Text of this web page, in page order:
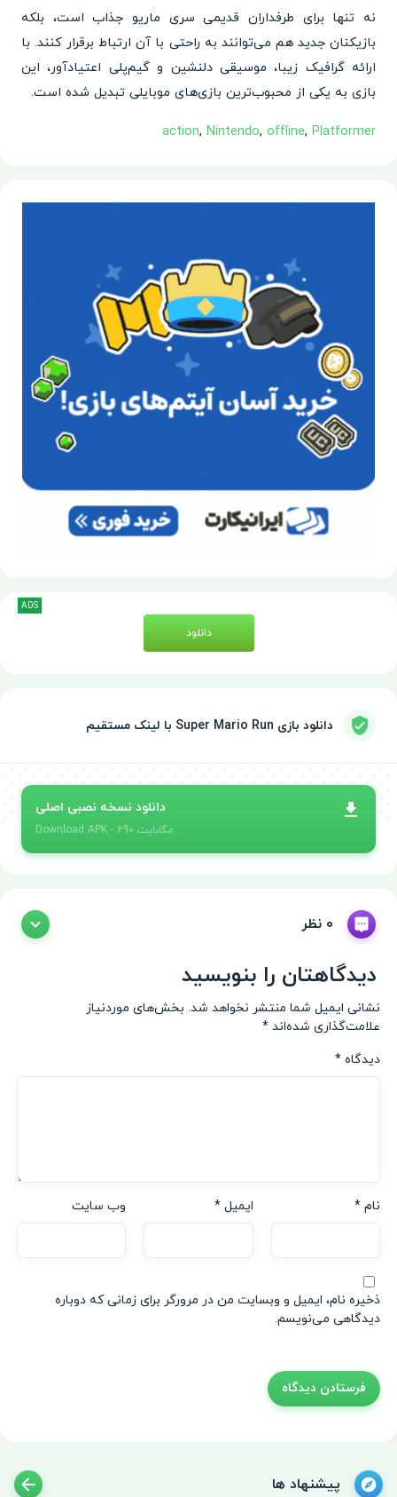
نه تنها برای طرفداران قدیمی سری ماریو جذاب است، بلکه
بازیکنان جدید هم می‌توانند به راحتی با آن ارتباط برقرار کنند. با
ارائه گرافیک زیبا، موسیقی دلنشین و گیم‌پلی اعتیادآور، این
بازی به یکی از محبوب‌ترین بازی‌های موبایلی تبدیل شده است.
action, Nintendo, offline, Platformer
دانلود
ADS
دانلود بازی Super Mario Run با لینک مستقیم
دانلود نسخه نصبی اصلی
Download APK - 290 مگابایت
0 نظر
دیدگاهتان را بنویسید
نشانی ایمیل شما منتشر نخواهد شد. بخش‌های موردنیاز
علامت‌گذاری شده‌اند *
دیدگاه *
نام * ایمیل* وب‌ سایت
ذخیره نام، ایمیل و وبسایت من در مرورگر برای زمانی که دوباره
دیدگاهی می‌نویسم.
پیشنهاد ها